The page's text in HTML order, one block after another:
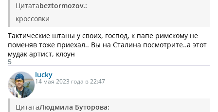
Цитатаbeztormozov.:
кроссовки
Тактические штаны у своих, господ, к папе римскому не
поменяв тоже приехал.. Вы на Сталина посмотрите..а этот
мудак артист, клоун
5
lucky
14 мая 2023 года в 22:47
ЦитатаЛюдмила Буторова: